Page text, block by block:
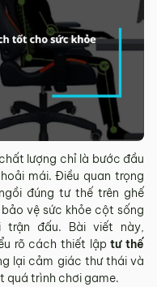
lượng chỉ là bước đầu
mái. Điều quan trọng
đúng tư thế trên ghế
vệ sức khỏe cột sống
đấu. Bài viết này,
rõ cách thiết lậptư thế
lại cảm giác thư thái và
quá trình chơi game.